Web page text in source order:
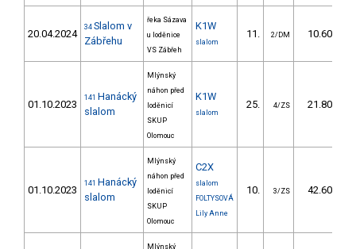
20.04.2024
34 Slalom v
Zábřehu
řeka Sázava
u loděnice
VS Zábřeh
K1W
slalom
11. 2/DM 10.60
01.10.2023
141 Hanácký
slalom
Mlýnský
náhon před
loděnicí
SKUP
Olomouc
K1W
slalom
25. 4/ZS 21.80
01.10.2023
141 Hanácký
slalom
Mlýnský
náhon před
loděnicí
SKUP
Olomouc
C2X
slalom
FOLTYSOVÁ
Lily Anne
10. 3/ZS 42.60
Mlýnský